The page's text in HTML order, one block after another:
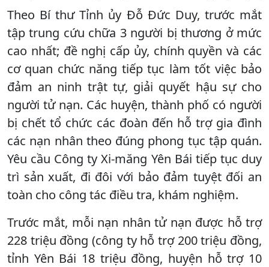
Theo Bí thư Tỉnh ủy Đỗ Đức Duy, trước mắt
tập trung cứu chữa 3 người bị thương ở mức
cao nhất; đề nghị cấp ủy, chính quyền và các
cơ quan chức năng tiếp tục làm tốt việc bảo
đảm an ninh trật tự, giải quyết hậu sự cho
người tử nạn. Các huyện, thành phố có người
bị chết tổ chức các đoàn đến hỗ trợ gia đình
các nạn nhân theo đúng phong tục tập quán.
Yêu cầu Công ty Xi-măng Yên Bái tiếp tục duy
trì sản xuất, đi đôi với bảo đảm tuyệt đối an
toàn cho công tác điều tra, khám nghiệm.
Trước mắt, mỗi nạn nhân tử nạn được hỗ trợ
228 triệu đồng (công ty hỗ trợ 200 triệu đồng,
tỉnh Yên Bái 18 triệu đồng, huyện hỗ trợ 10